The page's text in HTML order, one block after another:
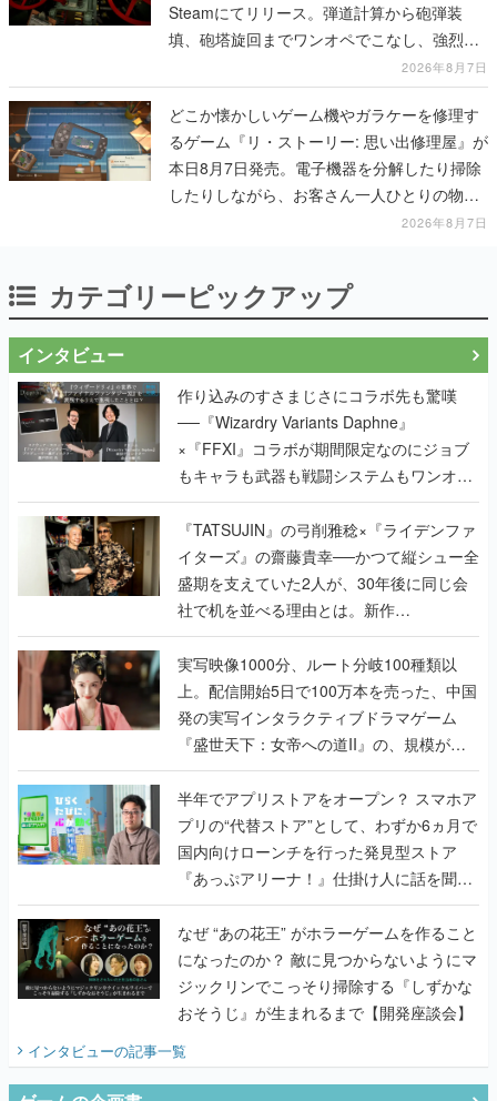
Steamにてリリース。弾道計算から砲弾装
填、砲塔旋回までワンオペでこなし、強烈な
一撃をブチかませるロマンある作品2026年8月7日
どこか懐かしいゲーム機やガラケーを修理す
るゲーム『リ・ストーリー: 思い出修理屋』が
本日8月7日発売。電子機器を分解したり掃除
したりしながら、お客さん一人ひとりの物語
2026年8月7日
カテゴリーピックアップ
インタビュー
作り込みのすさまじさにコラボ先も驚嘆
──『Wizardry Variants Daphne』
×『FFXI』コラボが期間限定なのにジョブ
もキャラも武器も戦闘システムもワンオフ
で作り込まれた理由を両ディレクターに聞
く
『TATSUJIN』の弓削雅稔×『ライデンファ
イターズ』の齋藤貴幸──かつて縦シュー全
盛期を支えていた2人が、30年後に同じ会
社で机を並べる理由とは。新作
『TATSUJIN EXTREME』で初タッグを組
んだレジェンド2人に訊く開発秘話
実写映像1000分、ルート分岐100種類以
上。配信開始5日で100万本を売った、中国
発の実写インタラクティブドラマゲーム
『盛世天下：女帝への道II』の、規模が違
うこだわりをプロデューサーに聞いた
半年でアプリストアをオープン？ スマホア
プリの“代替ストア”として、わずか6ヵ月で
国内向けローンチを行った発見型ストア
『あっぷアリーナ！』仕掛け人に話を聞い
てみた
なぜ “あの花王” がホラーゲームを作ること
になったのか？ 敵に見つからないようにマ
ジックリンでこっそり掃除する『しずかな
おそうじ』が生まれるまで【開発座談会】
インタビューの記事一覧